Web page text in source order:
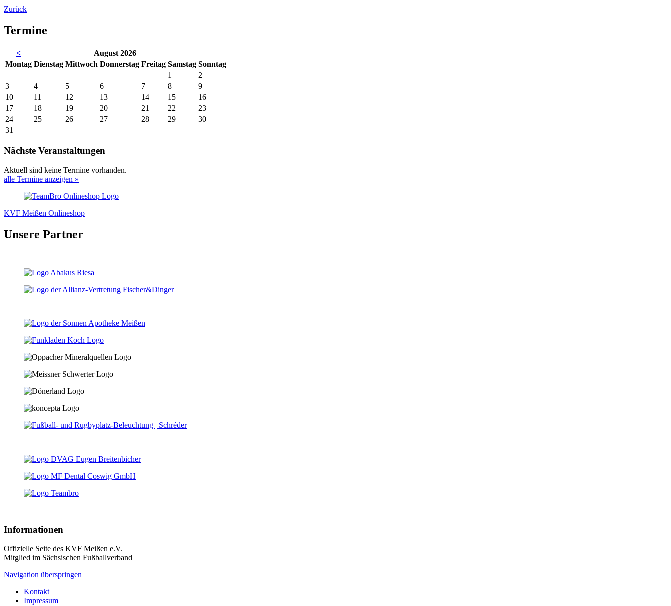
Zurück
Termine
<
August 2026
Montag Dienstag Mittwoch Donnerstag Freitag Samstag Sonntag
1
2
3
4 5 6 7 8
9
10
11 12 13 14 15
16
17
18 19 20 21 22
23
24
25 26 27 28 29
30
31
Nächste Veranstaltungen
Aktuell sind keine Termine vorhanden.
alle Termine anzeigen »
KVF Meißen Onlineshop
Unsere Partner
Informationen
Offizielle Seite des KVF Meißen e.V.
Mitglied im Sächsischen Fußballverband
Navigation überspringen
Kontakt
Impressum